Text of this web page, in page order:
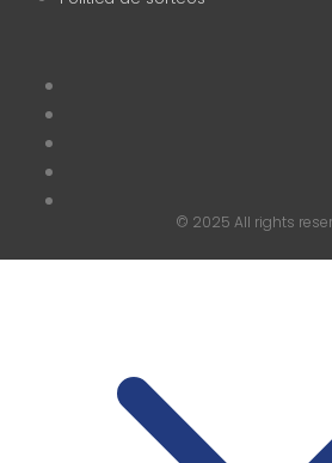
© 2025 All rights